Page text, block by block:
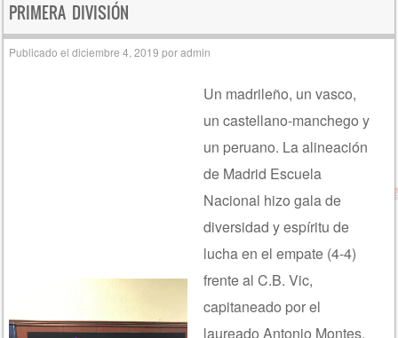
PRIMERA DIVISIÓN
Publicado eldiciembre 4, 2019 poradmin
Un madrileño, un vasco,
un castellano-manchego y
un peruano. La alineación
de Madrid Escuela
Nacional hizo gala de
diversidad y espíritu de
lucha en el empate (4-4)
frente al C.B. Vic,
capitaneado por el
laureado Antonio Montes,